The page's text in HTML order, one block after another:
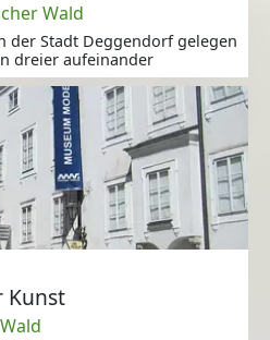
Wald
der Stadt Deggendorf gelegen
dreier aufeinander
Kunst